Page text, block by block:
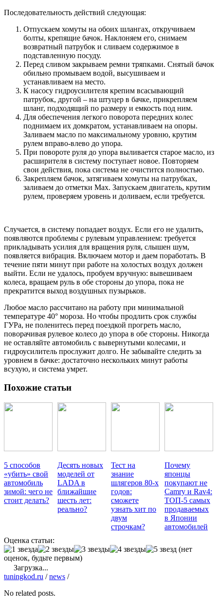
Последовательность действий следующая:
Отпускаем хомуты на обоих шлангах, откручиваем
болты, крепящие бачок. Наклоняем его, снимаем
возвратный патрубок и сливаем содержимое в
подставленную посуду.
Перед сливом закрываем ремни тряпками. Снятый бачок
обильно промываем водой, высушиваем и
устанавливаем на место.
К насосу гидроусилителя крепим всасывающий
патрубок, другой – на штуцер в бачке, прикрепляем
шланг, подходящий по размеру и емкость под ним.
Для обеспечения легкого поворота передних колес
поднимаем их домкратом, устанавливаем на опоры.
Заливаем масло по максимальному уровню, крутим
рулем вправо-влево до упора.
При повороте руля до упора выливается старое масло, из
расширителя в систему поступает новое. Повторяем
свои действия, пока система не очистится полностью.
Закрепляем бачок, затягиваем хомуты на патрубках,
заливаем до отметки Max. Запускаем двигатель, крутим
рулем, проверяем уровень и доливаем, если требуется.
Случается, в систему попадает воздух. Если его не удалить,
появляются проблемы с рулевым управлением: требуется
прикладывать усилия для вращения руля, слышен шум,
появляется вибрация. Включаем мотор и даем поработать. В
течение пяти минут при работе на холостых воздух должен
выйти. Если не удалось, пробуем вручную: вывешиваем
колеса, вращаем руль в обе стороны до упора, пока не
прекратится выход воздушных пузырьков.
Любое масло рассчитано на работу при минимальной
температуре 40° мороза. Но чтобы продлить срок службы
ГУРа, не поленитесь перед поездкой прогреть масло,
поворачивая рулевое колесо до упора в обе стороны. Никогда
не оставляйте автомобиль с вывернутыми колесами, и
гидроусилитель прослужит долго. Не забывайте следить за
уровнем в бачке: достаточно нескольких минут работы
всухую, и система умрет.
Похожие статьи
5 способов
«убить» свой
автомобиль
зимой: чего не
стоит делать?
Десять новых
моделей от
LADA в
ближайшие
шесть лет:
реально?
Тест на
знание
шлягеров 80-х
годов:
сможете
узнать хит по
двум
строчкам?
Почему
японцы
покупают не
Camry и Rav4:
ТОП-5 самых
продаваемых
в Японии
автомобилей
Оценка статьи:
(нет
оценок, будьте первым)
Загрузка...
tuningkod.ru / news /
No related posts.